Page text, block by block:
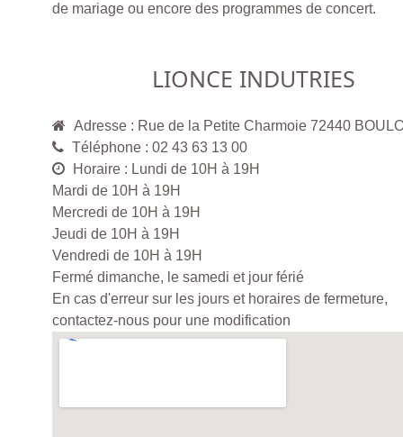
de mariage ou encore des programmes de concert.
LIONCE INDUTRIES
Adresse : Rue de la Petite Charmoie 72440
Téléphone : 02 43 63 13 00
Horaire : Lundi de 10H à 19H
Mardi de 10H à 19H
Mercredi de 10H à 19H
Jeudi de 10H à 19H
Vendredi de 10H à 19H
Fermé dimanche, le samedi et jour férié
En cas d'erreur sur les jours et horaires de fermeture,
contactez-nous pour une modification